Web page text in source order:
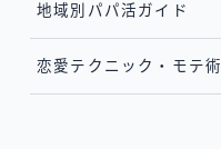
地域別パパ活ガイド
恋愛テクニック・モテ術